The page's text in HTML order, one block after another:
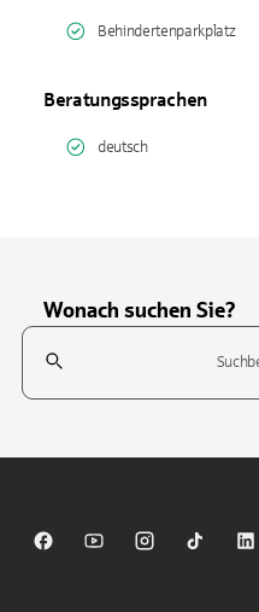
Behindertenparkplatz
Beratungssprachen
deutsch
Wonach suchen Sie?
Suchfeld
Sparkasse auf Facebook
Sparkasse auf Youtube
Sparkasse auf